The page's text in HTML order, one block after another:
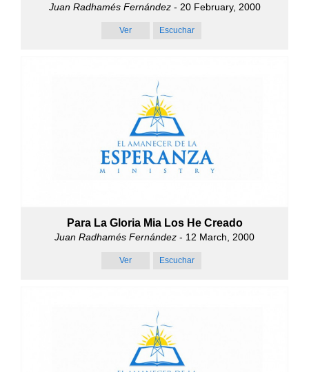
Juan Radhamés Fernández- 20 February, 2000
Ver Escuchar
Para La Gloria Mia Los He Creado
Juan Radhamés Fernández - 12 March, 2000
Ver Escuchar